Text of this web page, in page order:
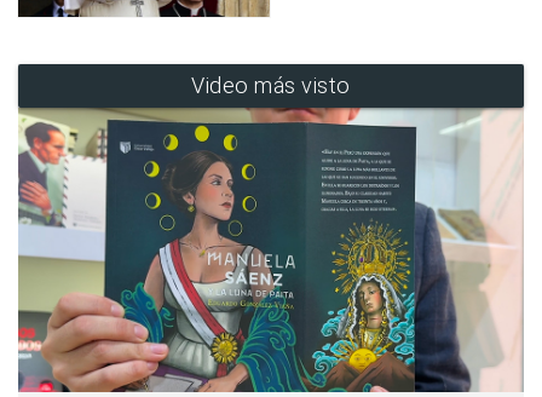
Video más visto